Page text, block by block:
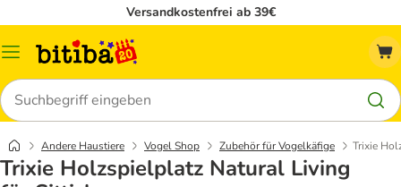
Versandkostenfrei ab 39€
Menü
Suchen
Andere Haustiere Vogel Shop Zubehör für Vogelkäfige Trixie
Trixie Holzspielplatz Natural Living